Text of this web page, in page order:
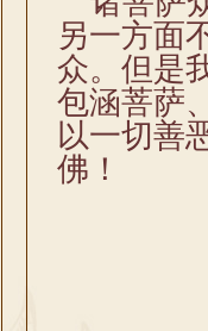
另一方面
众。但是
包涵菩萨
以一切善
佛！